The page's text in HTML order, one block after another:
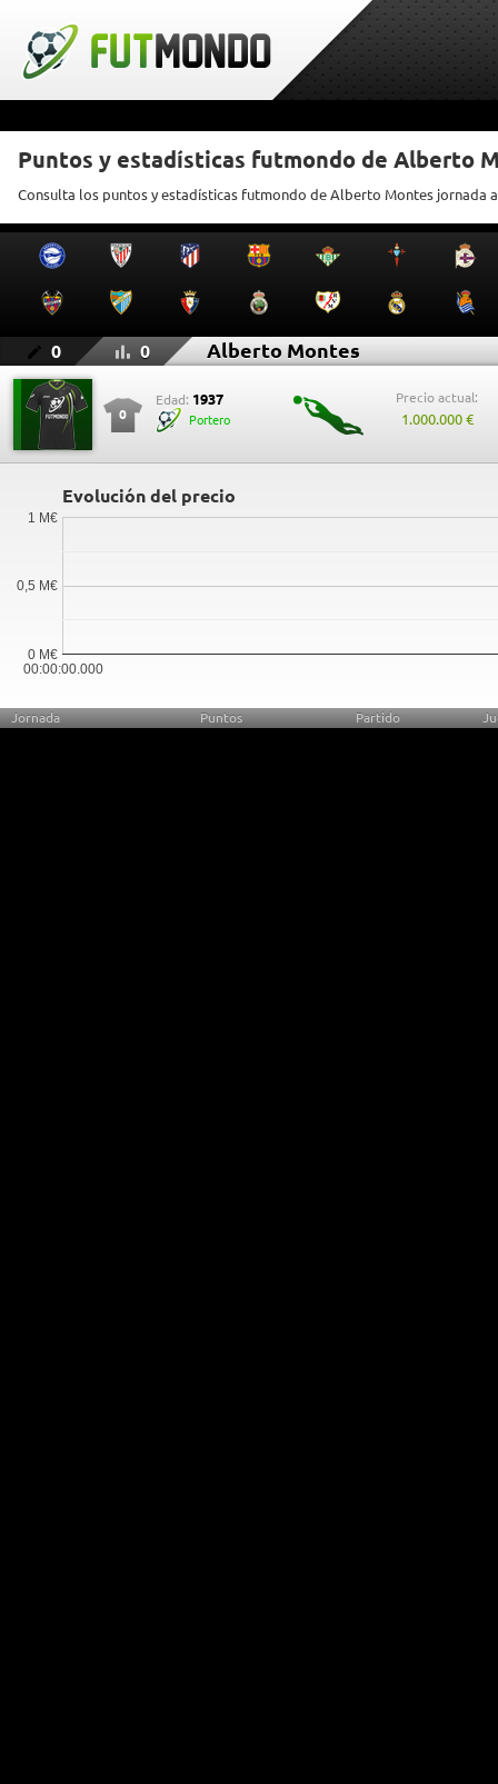
Puntos y estadísticas futmondo de Alberto
Consulta los puntos y estadísticas futmondo de Alberto Montes jornada
0 0 Alberto Montes
0
Edad: 1937
Portero
Precio actual:
1.000.000 €
Evolución del precio
00:00:00.000
0 M€
0,5 M€
1 M€
Jornada Puntos Partido